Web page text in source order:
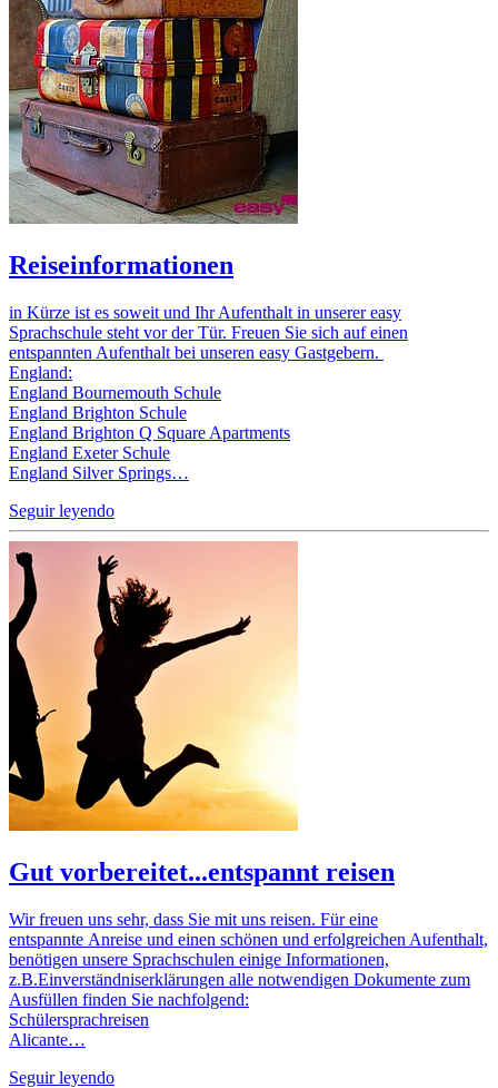
Reiseinformationen
in Kürze ist es soweit und Ihr Aufenthalt in unserer easy
Sprachschule steht vor der Tür. Freuen Sie sich auf einen
entspannten Aufenthalt bei unseren easy Gastgebern.
England:
England Bournemouth Schule
England Brighton Schule
England Brighton Q Square Apartments
England Exeter Schule
England Silver Springs…
Seguir leyendo
Gut vorbereitet...entspannt reisen
Wir freuen uns sehr, dass Sie mit uns reisen. Für eine
entspannte Anreise und einen schönen und erfolgreichen Aufenthalt,
benötigen unsere Sprachschulen einige Informationen,
z.B.Einverständniserklärungen alle notwendigen Dokumente zum
Ausfüllen finden Sie nachfolgend:
Schülersprachreisen
Alicante…
Seguir leyendo